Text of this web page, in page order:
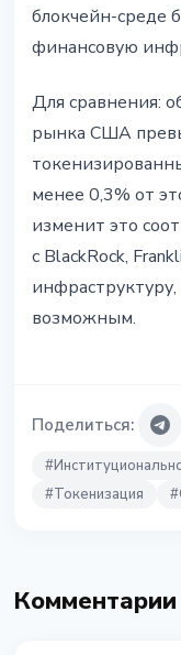
блокчейн-среде
финансовую
Для сравнения:
рынка США
менее 0,3% от
изменит это
с BlackRock,
возможным.
Поделиться:
#
#Токенизация #
Комментарии